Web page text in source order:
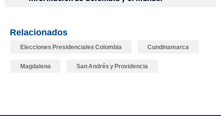
Relacionados
Elecciones Presidenciales Colombia Cundinamarca
Magdalena San Andrés y Providencia